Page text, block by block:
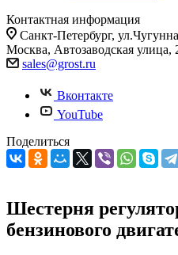
Контактная информация
Санкт-Петербург,
Москва, Автозаводская улица,
sales@grost.ru
Вконтакте
YouTube
Поделиться
Шестерня
бензинового